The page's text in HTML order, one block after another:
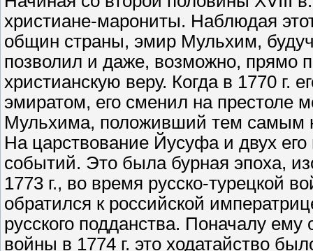
христиане-марониты. Наблюдая
общин страны, эмир Мульхим,
позволил и даже, возможно, прямо
христианскую веру. Когда в 1770 г.
эмиратом, его сменил на
Мульхима, положивший тем самым
На царствование Йусуфа и двух
событий. Это была бурная эпоха,
1773 г., во время русско-турецкой
обратился к российской
русского подданства. Поначалу
войны в 1774 г. это ходатайство